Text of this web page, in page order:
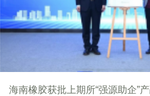
海南橡胶获批上期所“强源助企”